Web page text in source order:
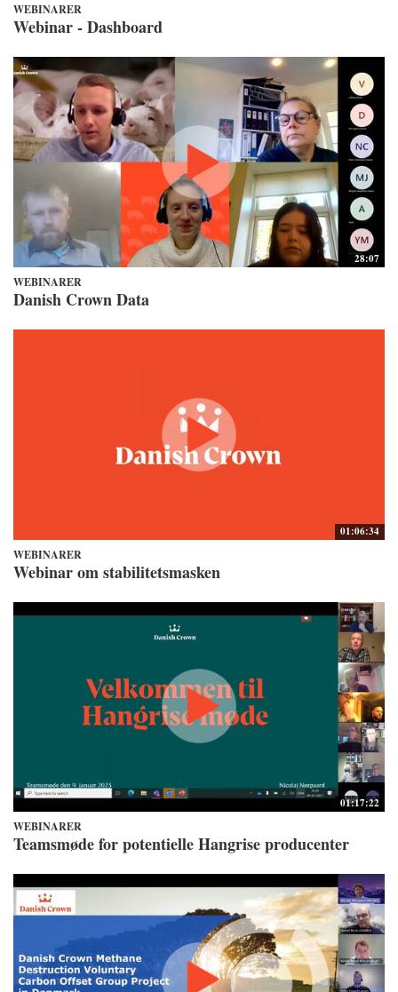
WEBINARER
Webinar - Dashboard
28:07
WEBINARER
Danish Crown Data
01:06:34
WEBINARER
Webinar om stabilitetsmasken
01:17:22
WEBINARER
Teamsmøde for potentielle Hangrise producenter